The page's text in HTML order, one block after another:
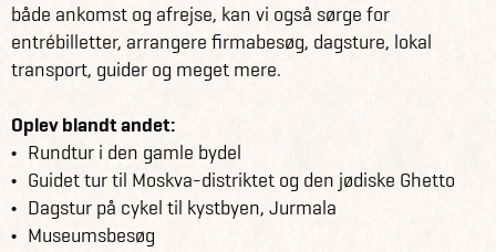
både ankomst og afrejse, kan vi også sørge for
entrébilletter, arrangere firmabesøg, dagsture, lokal
transport, guider og meget mere.
Oplev blandt andet:
Rundtur i den gamle bydel
Guidet tur til Moskva-distriktet og den jødiske Ghetto
Dagstur på cykel til kystbyen, Jurmala
Museumsbesøg